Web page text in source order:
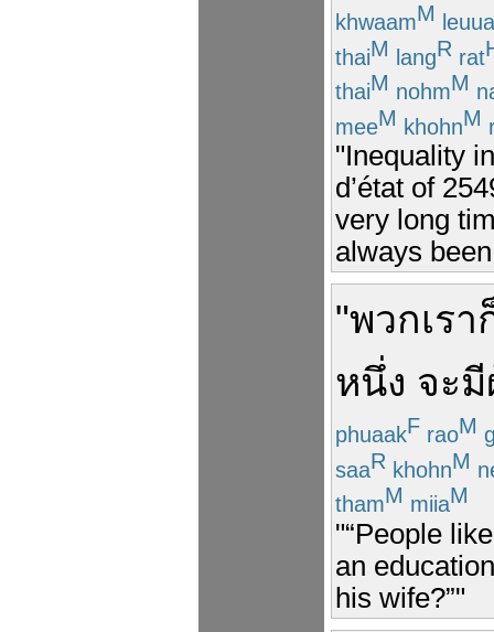
khwaamM
thaiM langR rat
thaiM nohmM
meeM khohnM
"Inequality
d’état of
very long
always
"พวกเรา
หนึ่ง จะมี
phuaakF raoM
saaR khohnM
thamM miiaM
"“People
an
his wife?”"